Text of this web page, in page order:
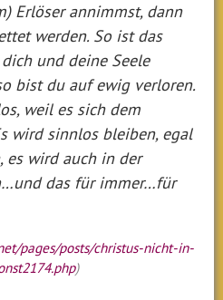
Erlöser annimmst, dann
werden. So ist das
und deine Seele
bist du auf ewig verloren.
weil es sich dem
wird sinnlos bleiben, egal
es wird auch in der
das für immer…für
pages/posts/christus-nicht-in-
)